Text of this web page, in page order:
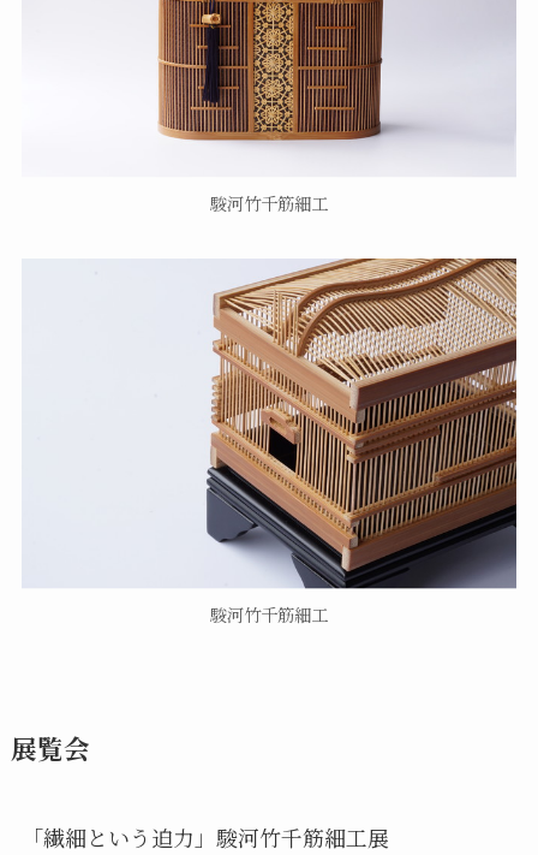
駿河竹千筋細工
駿河竹千筋細工
展覧会
「繊細という迫力」駿河竹千筋細工展